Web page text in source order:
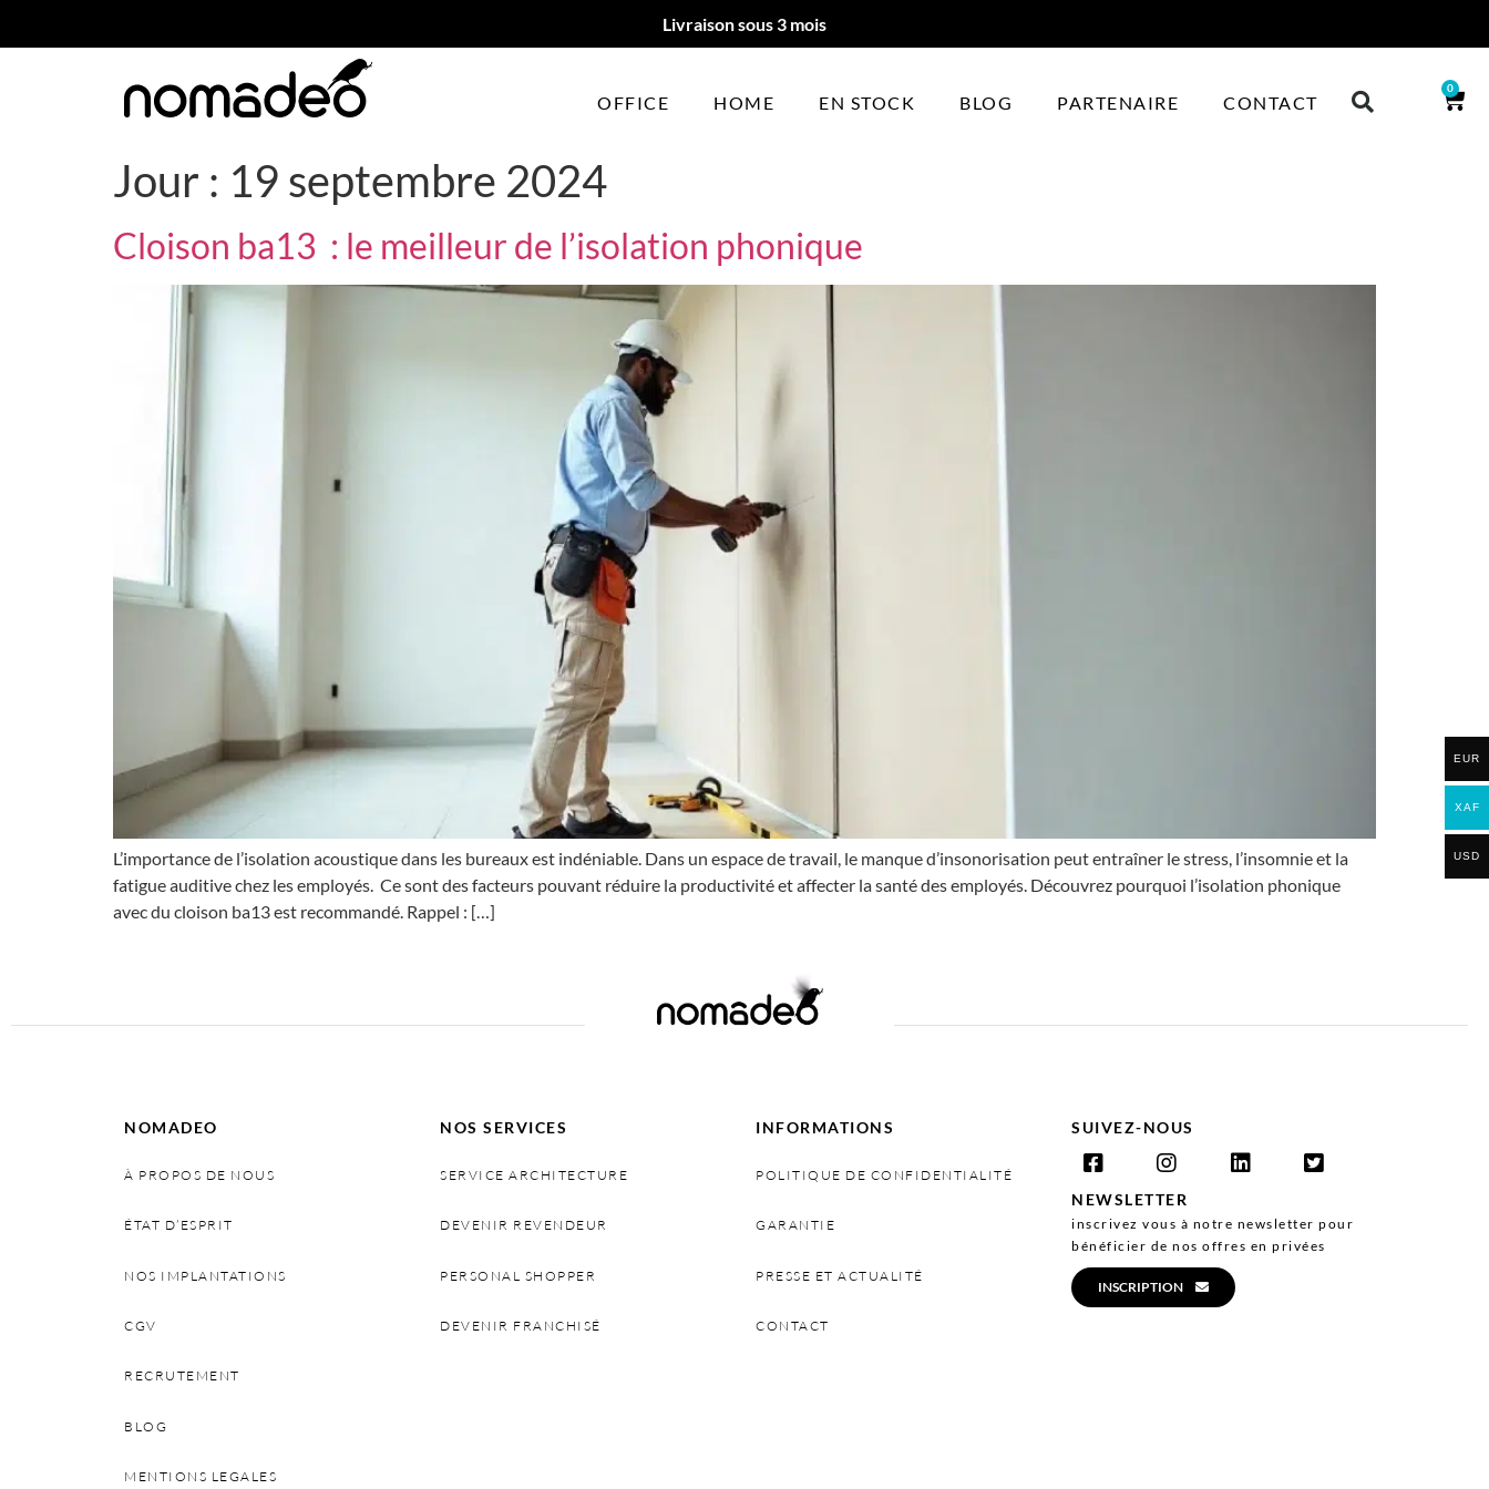
Livraison sous 3 mois
OFFICE HOME EN STOCK BLOG PARTENAIRE CONTACT
0
Jour : 19 septembre 2024
Cloison ba13 : le meilleur de l’isolation phonique
L’importance de l’isolation acoustique dans les bureaux est indéniable. Dans un espace de travail, le manque d’insonorisation peut entraîner le stress, l’insomnie et la
fatigue auditive chez les employés. Ce sont des facteurs pouvant réduire la productivité et affecter la santé des employés. Découvrez pourquoi l’isolation phonique
avec du cloison ba13 est recommandé. Rappel : […]
NOMADEO
À PROPOS DE NOUS
ÉTAT D’ESPRIT
NOS IMPLANTATIONS
CGV
RECRUTEMENT
BLOG
MENTIONS LEGALES
NOS SERVICES
SERVICE ARCHITECTURE
DEVENIR REVENDEUR
PERSONAL SHOPPER
DEVENIR FRANCHISÉ
INFORMATIONS
POLITIQUE DE CONFIDENTIALITÉ
GARANTIE
PRESSE ET ACTUALITÉ
CONTACT
SUIVEZ-NOUS
NEWSLETTER
inscrivez vous à notre newsletter pour
bénéficier de nos offres en privées
INSCRIPTION
EUR
XAF
USD